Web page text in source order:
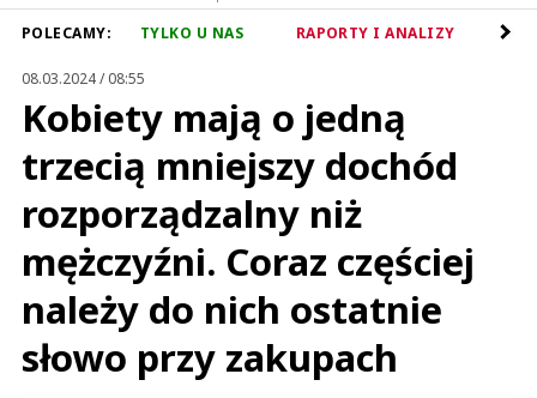
POLECAMY: TYLKO U NAS RAPORTY I ANALIZY
08.03.2024 / 08:55
Kobiety mają o jedną
trzecią mniejszy dochód
rozporządzalny niż
mężczyźni. Coraz częściej
należy do nich ostatnie
słowo przy zakupach